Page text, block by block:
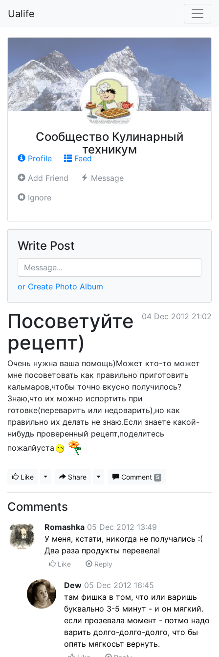
Ualife
Сообщество Кулинарный
техникум
Profile
Feed
Add Friend
Message
Ignore
Write Post
or Create Photo Album
04 Dec 2012 21:02
Посоветуйте
рецепт)
Очень нужна ваша помощь)Может кто-то может
мне посоветовать как правильно приготовить
кальмаров,чтобы точно вкусно получилось?
Знаю,что их можно испортить при
готовке(переварить или недоварить),но как
правильно их делать не знаю.Если знаете какой-
нибудь проверенный рецепт,поделитесь
пожалйуста
Like Toggle Dropdown
Share Toggle Dropdown
Comment 5
Comments
Romashka 05 Dec 2012 13:49
У меня, кстати, никогда не получались :(
Два раза продукты перевела!
Like Reply
Dew 05 Dec 2012 16:45
там фишка в том, что или варишь
буквально 3-5 минут - и он мягкий.
если прозевала момент - потмо надо
варить долго-долго-долго, что бы
опять мягкосьт вернуть.